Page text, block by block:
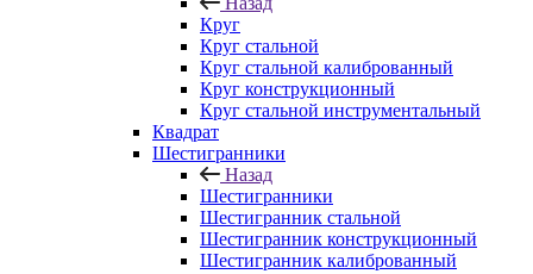
Круг
Круг стальной
Круг стальной калиброванный
Круг конструкционный
Круг стальной инструментальный
Квадрат
Шестигранники
Назад
Шестигранники
Шестигранник стальной
Шестигранник конструкционный
Шестигранник калиброванный